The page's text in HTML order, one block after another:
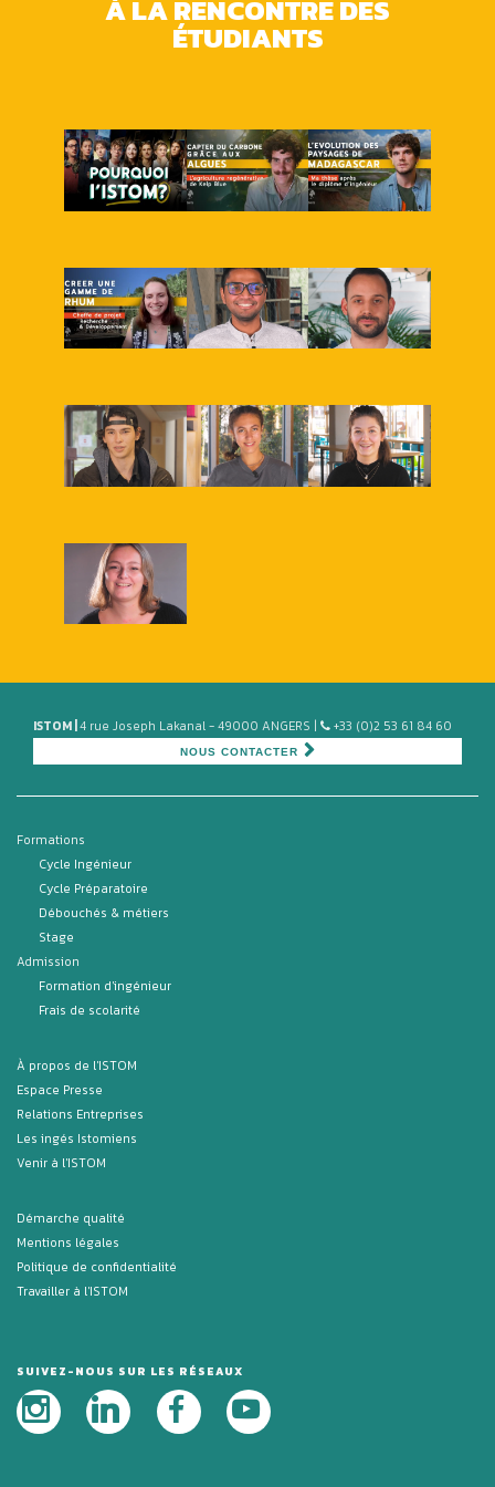
À LA RENCONTRE DES
ÉTUDIANTS
ISTOM | 4 rue Joseph Lakanal - 49000 ANGERS | +33 (0)2 53 61 84 60
NOUS CONTACTER
Formations
Cycle Ingénieur
Cycle Préparatoire
Débouchés & métiers
Stage
Admission
Formation d'ingénieur
Frais de scolarité
À propos de l'ISTOM
Espace Presse
Relations Entreprises
Les ingés Istomiens
Venir à l'ISTOM
Démarche qualité
Mentions légales
Politique de confidentialité
Travailler à l'ISTOM
SUIVEZ-NOUS SUR LES RÉSEAUX